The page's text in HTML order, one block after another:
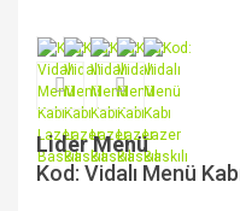
Lider Menü
Kod: Vidalı Menü